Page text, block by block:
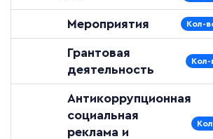
Мероприятия Кол-
Грантовая
деятельность
Кол-
Антикоррупционная
социальная
реклама и